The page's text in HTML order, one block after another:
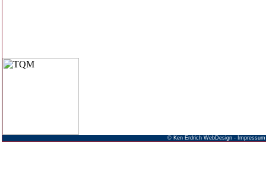
© Ken Erdrich WebDesign - Impressum